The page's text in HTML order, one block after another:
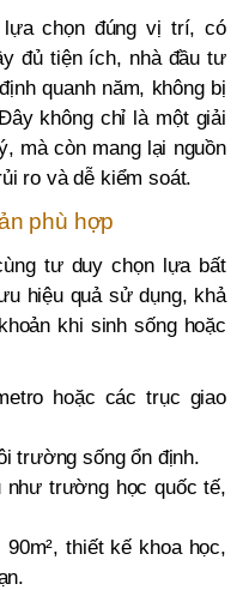
chọn đúng vị trí, có
đủ tiện ích, nhà đầu tư
quanh năm, không bị
không chỉ là một giải
mà còn mang lại nguồn
ro và dễ kiểm soát.
phù hợp
tư duy chọn lựa bất
hiệu quả sử dụng, khả
khi sinh sống hoặc
hoặc các trục giao
trường sống ổn định.
trường học quốc tế,
thiết kế khoa học,